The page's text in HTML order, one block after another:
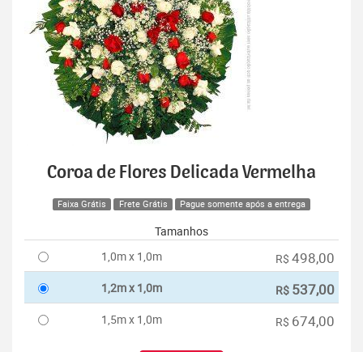
Coroa de Flores Delicada Vermelha
Faixa Grátis Frete Grátis Pague somente após a entrega
Tamanhos
1,0m x 1,0m
R$ 498,00
1,2m x 1,0m R$ 537,00
1,5m x 1,0m R$ 674,00